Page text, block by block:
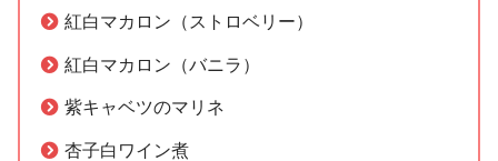
紅白マカロン（ストロベリー）
紅白マカロン（バニラ）
紫キャベツのマリネ
杏子白ワイン煮